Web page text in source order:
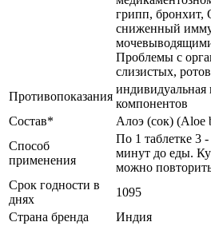
грипп, бронхит,
сниженный
Проблемы с
слизистых,
Противопоказания
индивидуальная
компонентов
Состав*
Алоэ (сок) (Aloe
Способ
применения
По 1 таблетке 3 -
минут до еды.
можно
Срок годности в
днях
1095
Страна бренда
Индия